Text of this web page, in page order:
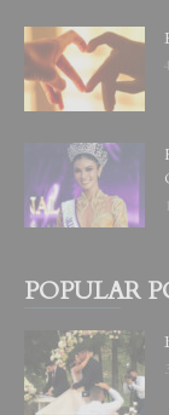
POPULAR